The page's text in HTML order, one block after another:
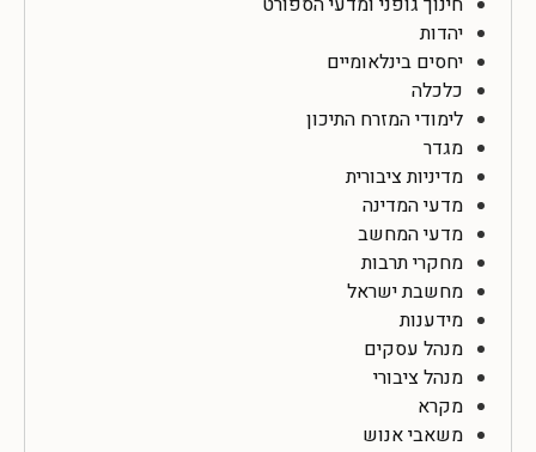
יהדות
יחסים בינלאומיים
כלכלה
לימודי המזרח התיכון
מגדר
מדיניות ציבורית
מדעי המדינה
מדעי המחשב
מחקרי תרבות
מחשבת ישראל
מידענות
מנהל עסקים
מנהל ציבורי
מקרא
משאבי אנוש